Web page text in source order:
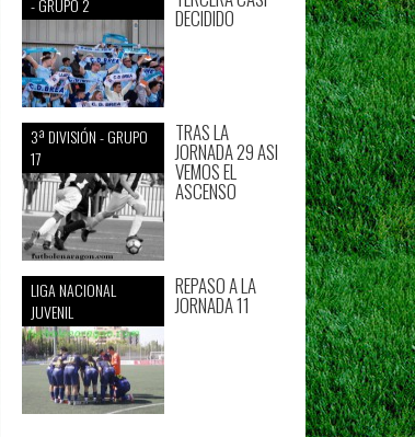
- GRUPO 2
DECIDIDO
3ª DIVISIÓN - GRUPO
17
TRAS LA
JORNADA 29 ASI
VEMOS EL
ASCENSO
LIGA NACIONAL
JUVENIL
REPASO A LA
JORNADA 11